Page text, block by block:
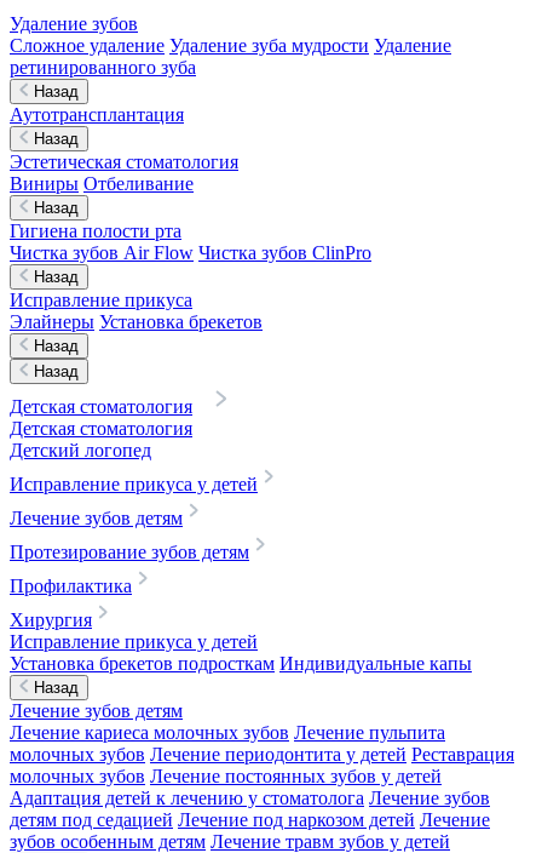
Удаление зубов
Сложное удаление Удаление зуба мудрости Удаление
ретинированного зуба
Назад
Аутотрансплантация
Назад
Эстетическая стоматология
Виниры Отбеливание
Назад
Гигиена полости рта
Чистка зубов Air Flow Чистка зубов ClinPro
Назад
Исправление прикуса
Элайнеры Установка брекетов
Назад
Назад
Детская стоматология
Детская стоматология
Детский логопед
Исправление прикуса у детей
Лечение зубов детям
Протезирование зубов детям
Профилактика
Хирургия
Исправление прикуса у детей
Установка брекетов подросткам Индивидуальные капы
Назад
Лечение зубов детям
Лечение кариеса молочных зубов Лечение пульпита
молочных зубов Лечение периодонтита у детей Реставрация
молочных зубов Лечение постоянных зубов у детей
Адаптация детей к лечению у стоматолога Лечение зубов
детям под седацией Лечение под наркозом детей Лечение
зубов особенным детям Лечение травм зубов у детей